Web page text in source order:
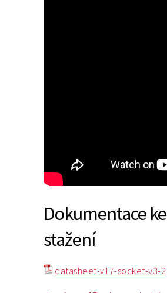
Dokumentace ke
stažení
datasheet-v17-socket-v3-2